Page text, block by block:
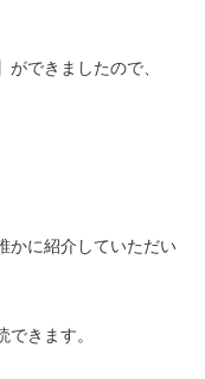
できましたので、
かに紹介していただい
きます。